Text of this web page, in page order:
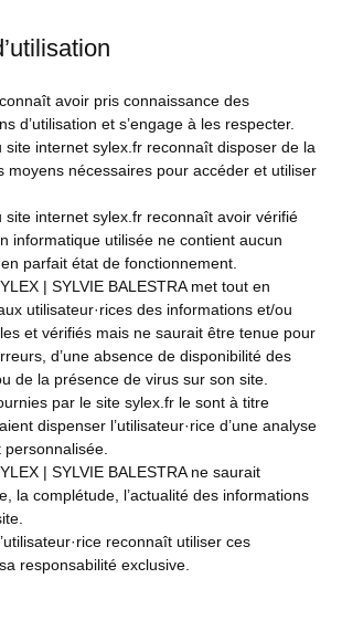
avoir pris connaissance des
d’utilisation et s’engage à les respecter.
site internet sylex.fr reconnaît disposer de la
moyens nécessaires pour accéder et utiliser
site internet sylex.fr reconnaît avoir vérifié
informatique utilisée ne contient aucun
parfait état de fonctionnement.
| SYLVIE BALESTRA met tout en
utilisateur·rices des informations et/ou
et vérifiés mais ne saurait être tenue pour
d’une absence de disponibilité des
de la présence de virus sur son site.
par le site sylex.fr le sont à titre
dispenser l’utilisateur·rice d’une analyse
| SYLVIE BALESTRA ne saurait
la complétude, l’actualité des informations
reconnaît utiliser ces
responsabilité exclusive.